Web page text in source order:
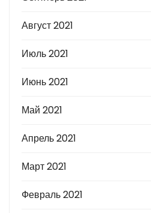
Август 2021
Июль 2021
Июнь 2021
Май 2021
Апрель 2021
Март 2021
Февраль 2021